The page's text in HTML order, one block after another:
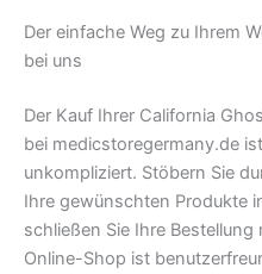
Der einfache Weg zu Ihrem
bei uns
Der Kauf Ihrer California
bei medicstoregermany.de
unkompliziert. Stöbern Sie
Ihre gewünschten Produkte
schließen Sie Ihre
Online-Shop ist